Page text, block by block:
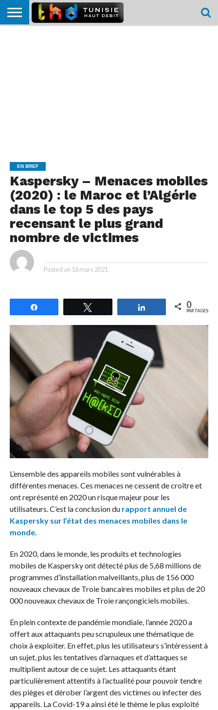
EN BREF
Kaspersky – Menaces mobiles
(2020) : le Maroc et l’Algérie
dans le top 5 des pays
recensant le plus grand
nombre de victimes
Posted on 16 mars 2021
Partagez 0
PARTAGES
L’ensemble des appareils mobiles sont vulnérables à
différentes menaces. Ces menaces ne cessent de croître et
ont représenté en 2020 un risque majeur pour les
utilisateurs. C’est la conclusion du rapport annuel de
Kaspersky sur l’état des menaces mobiles dans le
monde.
En 2020, dans le monde, les produits et technologies
mobiles de Kaspersky ont détecté plus de 5,68 millions de
programmes d’installation malveillants, plus de 156 000
nouveaux chevaux de Troie bancaires mobiles et plus de 20
000 nouveaux chevaux de Troie rançongiciels mobiles.
En plein contexte de pandémie mondiale, l’année 2020 a
offert aux attaquants peu scrupuleux une thématique de
choix à exploiter. En effet, plus les utilisateurs s’intéressent à
un sujet, plus les tentatives d’arnaques et d’attaques se
multiplient autour de ce sujet. Les attaquants étant
particulièrement attentifs à l’actualité pour pouvoir tendre
des pièges et dérober l’argent des victimes ou infecter des
appareils. La Covid-19 a ainsi été le thème le plus exploité